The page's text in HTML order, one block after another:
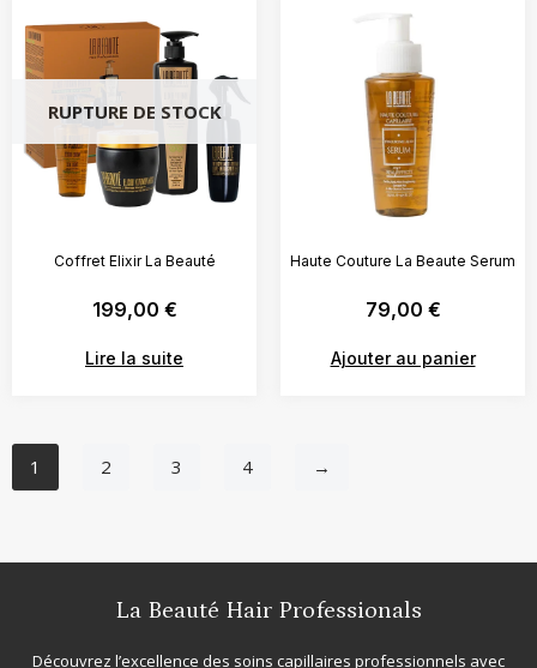
RUPTURE DE STOCK
Coffret Elixir La Beauté
199,00 €
Lire la suite
Haute Couture La Beaute Serum
79,00 €
Ajouter au panier
1 2 3 4 →
La Beauté Hair Professionals
Découvrez l’excellence des soins capillaires professionnels avec